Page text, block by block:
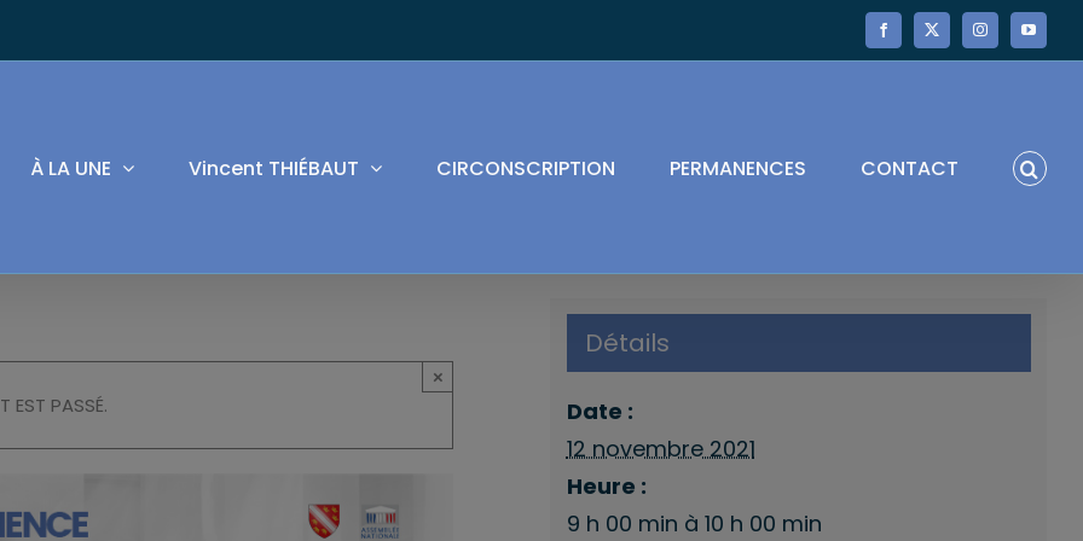
Facebook
X InstagramYouTube
À LA UNE Vincent THIÉBAUT CIRCONSCRIPTION PERMANENCES CONTACT
EST PASSÉ.
×
Détails
Date :
12 novembre 2021
Heure :
9 h 00 min à 10 h 00 min